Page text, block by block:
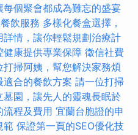
每個聚會都成為難忘的盛宴
飲服務 多樣化餐盒選擇，
詳情，讓你輕鬆規劃治療計
健康提供專業保障 徵信社費
打掃阿姨，幫您解決家務煩
合的餐飲方案 請一位打掃
墓園，讓先人的靈魂長眠於
流程及費用 宜蘭台胞證的申
範 保證第一頁的SEO優化技